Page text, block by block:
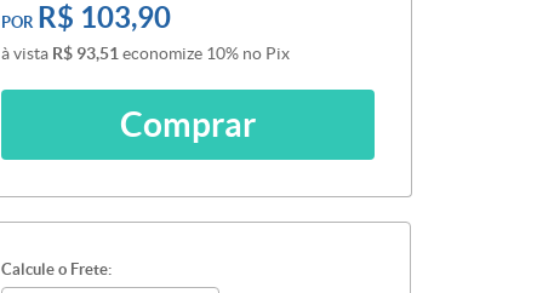
POR R$ 103,90
à vista R$ 93,51 economize 10% no Pix
Comprar
Calcule o Frete: